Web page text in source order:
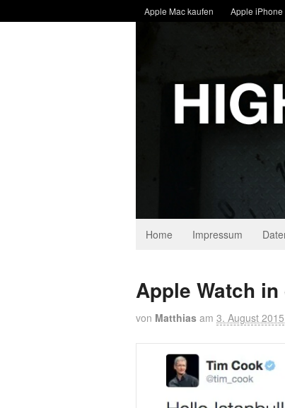
Apple Mac kaufen Apple iPhone
Home Impressum
Apple Watch
von Matthias am 3. August 2015